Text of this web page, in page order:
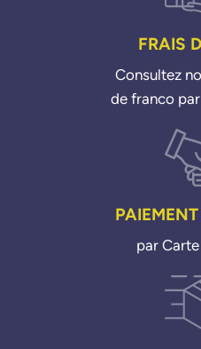
FRAIS
Consultez
de franco
par